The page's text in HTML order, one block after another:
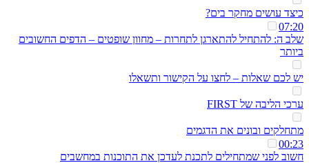
כיצד עושים מחקר בים?
07:20
שלב ה: להתחיל להתארגן לתחרות – מחוון שופטים – הדפים החשובים
ביותר
יש לכם שאלות – לחצו על הקישור ותשאלו
ערכי הליבה של FIRST
מתחלקים ובונים את הדגמים
00:23
חשוב לפני שמתחילים לתכנת לעדכן את התוכנות במחשבים